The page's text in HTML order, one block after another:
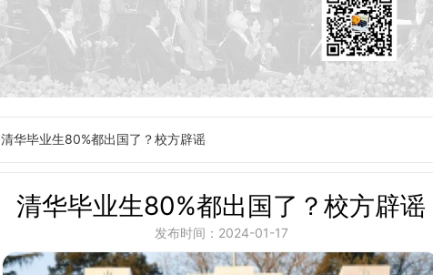
清华毕业生80%都出国了？校方辟谣
清华毕业生80%都出国了？校方辟谣
发布时间：2024-01-17